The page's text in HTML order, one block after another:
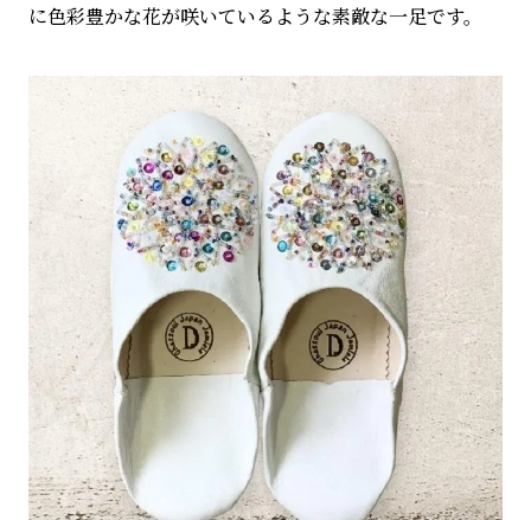
に色彩豊かな花が咲いているような素敵な一足です。